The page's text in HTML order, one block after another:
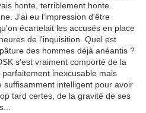
honte, terriblement honte
J'ai eu l'impression d'être
écartelait les accusés en place
de l'inquisition. Quel est
des hommes déjà anéantis ?
s'est vraiment comporté de la
inexcusable mais
suffisamment intelligent pour avoir
tard certes, de la gravité de ses